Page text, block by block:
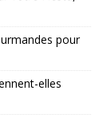
pour
elles